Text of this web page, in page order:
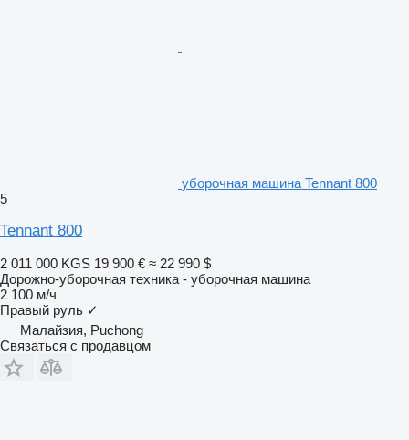
уборочная машина Tennant 800
5
Tennant 800
2 011 000 KGS 19 900 € ≈ 22 990 $
Дорожно-уборочная техника - уборочная машина
2 100 м/ч
Правый руль ✓
Малайзия, Puchong
Связаться с продавцом